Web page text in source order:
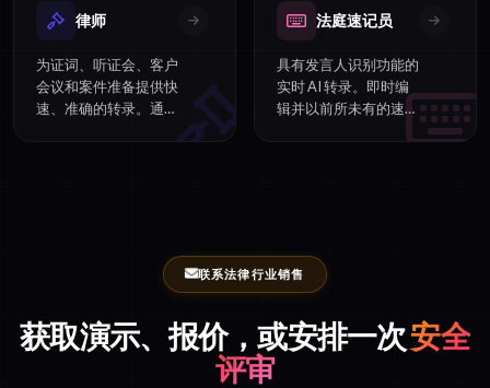
律师
为证词、听证会、客户
会议和案件准备提供快
速、准确的转录。通过
法庭速记员
具有发言人识别功能的
实时 AI 转录。即时编
辑并以前所未有的速度
联系法律行业销售
获取演示、报价，或安排一次安全
评审